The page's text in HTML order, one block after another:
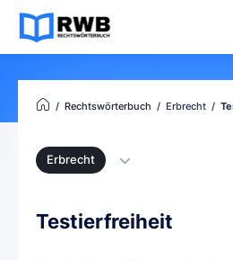
Rechtswörterbuch Erbrecht
Erbrecht
Testierfreiheit